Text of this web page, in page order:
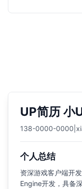
UP简历 小
138-0000-0000
个人总结
资深游戏客户端开
Engine开发，具备